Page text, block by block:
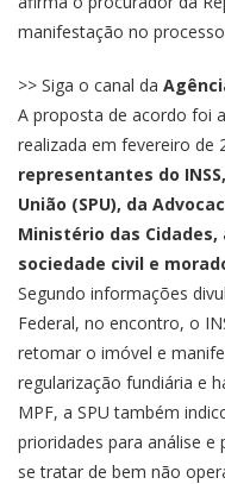
manifestação no
>> Siga o canal da
A proposta de acordo foi
realizada em fevereiro de
representantes do
União (SPU), da
Ministério das
sociedade civil e
Segundo informações
Federal, no encontro, o
retomar o imóvel e
regularização fundiária e
MPF, a SPU também
prioridades para análise
se tratar de bem não